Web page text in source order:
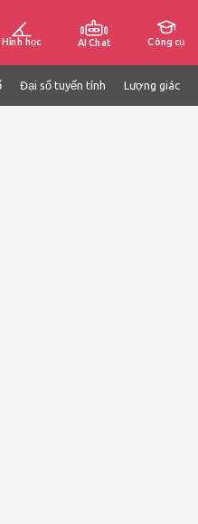
Hình học AI Chat Công cụ
Đại số tuyến tính Lượng giác